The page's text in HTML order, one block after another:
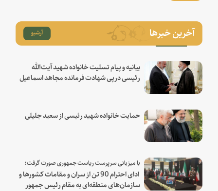
آخرین خبرها آرشیو
بیانیه و پیام تسلیت خانواده شهید آیت‌الله
رئیسی درپی شهادت فرمانده مجاهد اسماعیل
حمایت خانواده شهید رئیسی از سعید جلیلی
با میزبانی سرپرست ریاست جمهوری صورت گرفت؛
ادای احترام 90 تن از سران و مقامات کشورها و
سازمان‌های منطقه‌ای به مقام رئیس جمهور